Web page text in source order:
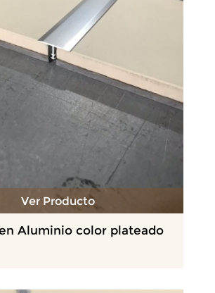
Aluminio color plateado
Ver Producto